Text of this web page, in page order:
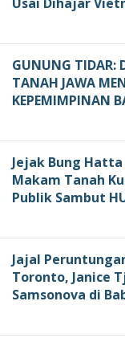
GUNUNG TIDAR:
TANAH JAWA
KEPEMIMPINAN
Jejak Bung
Makam Tanah
Publik Sambut
Jajal
Toronto, Janice
Samsonova di